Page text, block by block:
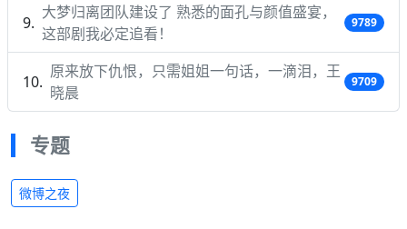
大梦归离团队建设了 熟悉的面孔与颜值盛宴，
这部剧我必定追看！
9789
原来放下仇恨，只需姐姐一句话，一滴泪，王
晓晨
9709
专题
微博之夜